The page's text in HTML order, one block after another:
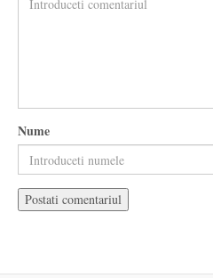
Nume